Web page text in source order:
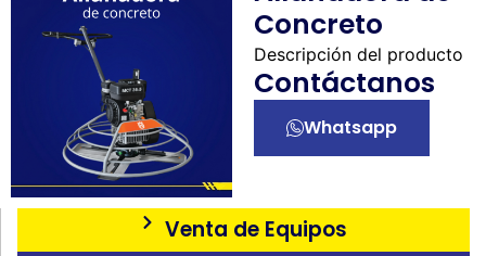
Concreto
Descripción del producto
Contáctanos
Whatsapp
Venta de Equipos